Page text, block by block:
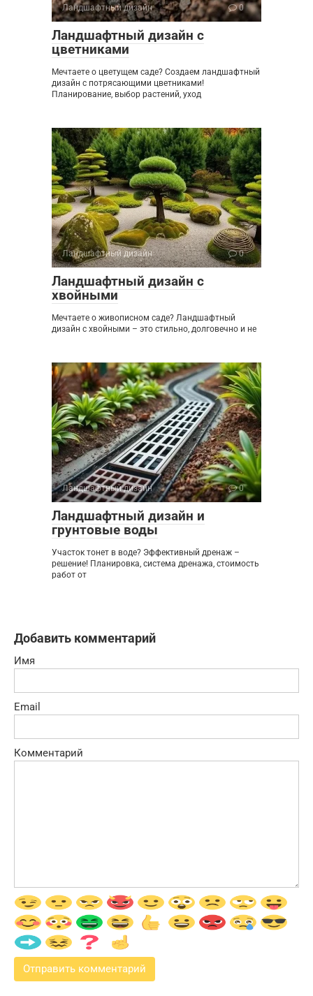
Ландшафтный дизайн 0
Ландшафтный дизайн с
цветниками
Мечтаете о цветущем саде? Создаем ландшафтный
дизайн с потрясающими цветниками!
Планирование, выбор растений, уход
Ландшафтный дизайн 0
Ландшафтный дизайн с
хвойными
Мечтаете о живописном саде? Ландшафтный
дизайн с хвойными – это стильно, долговечно и не
Ландшафтный дизайн 0
Ландшафтный дизайн и
грунтовые воды
Участок тонет в воде? Эффективный дренаж –
решение! Планировка, система дренажа, стоимость
работ от
Добавить комментарий
Имя
Email
Комментарий